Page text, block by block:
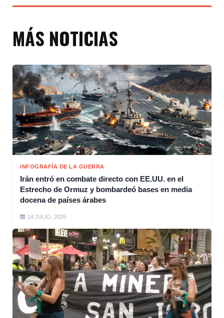
MÁS NOTICIAS
INFOGRAFÍA DE LA GUERRA
Irán entró en combate directo con EE.UU. en el
Estrecho de Ormuz y bombardeó bases en media
docena de países árabes
14 JULIO, 2026